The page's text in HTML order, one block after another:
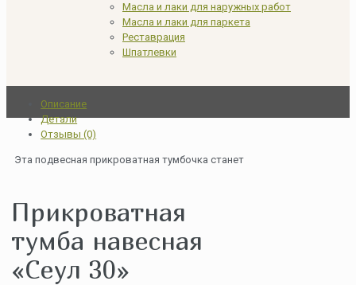
Масла и лаки для наружных работ
Масла и лаки для паркета
Реставрация
Шпатлевки
Прикроватная
тумба навесная
«Сеул 30»
Описание
Детали
Отзывы (0)
Эта подвесная прикроватная тумбочка станет